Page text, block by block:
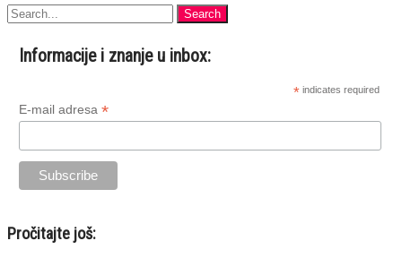
Informacije i znanje u inbox:
* indicates required
E-mail adresa *
Pročitajte još: